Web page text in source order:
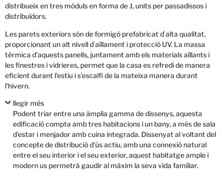
distribueix en tres mòduls en forma de J, units per passadissos i
distribuïdors.
Les parets exteriors són de formigó prefabricat dʻalta qualitat,
proporcionant un alt nivell dʻaïllament i protecció UV. La massa
tèrmica d’aquests panells, juntament amb els materials aïllants i
les finestres i vidrieres, permet que la casa es refredi de manera
eficient durant l’estiu i s’escalfi de la mateixa manera durant
l’hivern.
llegir més
Podent triar entre una àmplia gamma de dissenys, aquesta
edificació compta amb tres habitacions i un bany, a més de sala
d’estar i menjador amb cuina integrada. Dissenyat al voltant del
concepte de distribució d’ús actiu, amb una connexió natural
entre el seu interior i el seu exterior, aquest habitatge ample i
modern us permetrà gaudir al màxim la seva vida familiar.